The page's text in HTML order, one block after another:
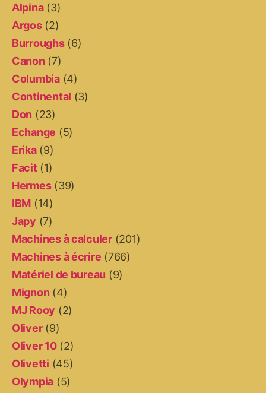
Alpina(3)
Argos(2)
Burroughs(6)
Canon (7)
Columbia(4)
Continental (3)
Don (23)
Echange (5)
Erika(9)
Facit(1)
Hermes(39)
IBM (14)
Japy (7)
Machines à calculer(201)
Machines à écrire (766)
Matériel de bureau (9)
Mignon (4)
MJ Rooy (2)
Oliver(9)
Oliver 10(2)
Olivetti (45)
Olympia (5)